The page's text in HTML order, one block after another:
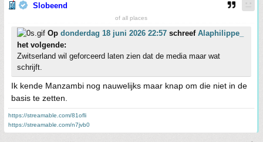
Slobeend
of all places
Op donderdag 18 juni 2026 22:57 schreef Alaphilippe_
het volgende:
Zwitserland wil geforceerd laten zien dat de media maar wat
schrijft.
Ik kende Manzambi nog nauwelijks maar knap om die niet in de
basis te zetten.
https://streamable.com/81ofli
https://streamable.com/n7jvb0